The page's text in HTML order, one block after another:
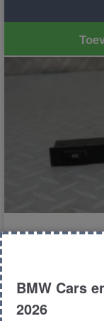
BMW Cars
2026